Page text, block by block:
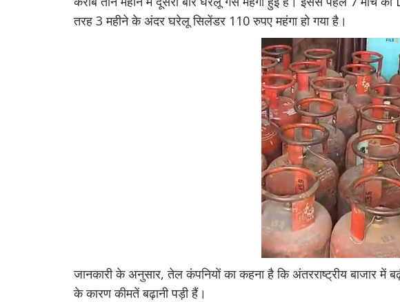
तरह 3 महीने के अंदर घरेलू सिलेंडर 110 रुपए महंगा हो गया है।
जानकारी के अनुसार, तेल कंपनियों का कहना है कि अंतरराष्ट्रीय बाजार में
के कारण कीमतें बढ़ानी पड़ी हैं।